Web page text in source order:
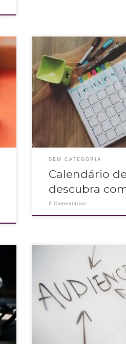
Seja honesta comigo, hoje você
anual/semestral do seu
resposta seja não, mas não se
para a maioria! Acontece que
emergencial não é saudável,
SEM CATEGORIA
Calendário
descubra
2 Comentários
O marketing personalizado é
da audiência e se aproxima do
comportamentos encantando
aumentando as conversões.